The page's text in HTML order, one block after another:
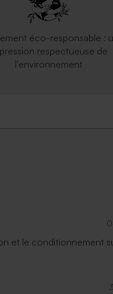
éco-responsable :
respectueuse de
l'environnement
et le conditionnement